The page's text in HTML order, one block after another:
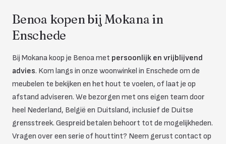
Benoa kopen bij Mokana in
Enschede
Bij Mokana koop je Benoa met persoonlijk en vrijblijvend
advies. Kom langs in onze woonwinkel in Enschede om de
meubelen te bekijken en het hout te voelen, of laat je op
afstand adviseren. We bezorgen met ons eigen team door
heel Nederland, België en Duitsland, inclusief de Duitse
grensstreek. Gespreid betalen behoort tot de mogelijkheden.
Vragen over een serie of houttint? Neem gerust contact op